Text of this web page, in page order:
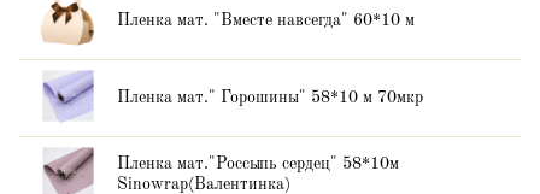
Пленка мат. "Вместе навсегда" 60*10 м
Пленка мат." Горошины" 58*10 м 70мкр
Пленка мат."Россыпь сердец" 58*10м
Sinowrap(Валентинка)